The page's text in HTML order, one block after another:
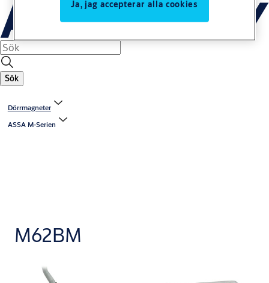
Sök
Dörrmagneter
ASSA M-Serien
M62BM
Ja, jag accepterar alla cookies